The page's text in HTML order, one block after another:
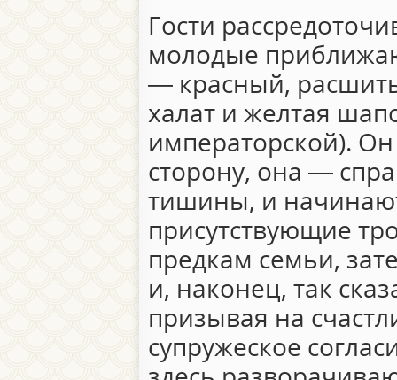
Гости
молодые
— красный,
халат и желтая
императорской).
сторону, она —
тишины, и
присутствующие
предкам семьи,
и, наконец, так
призывая на
супружеское